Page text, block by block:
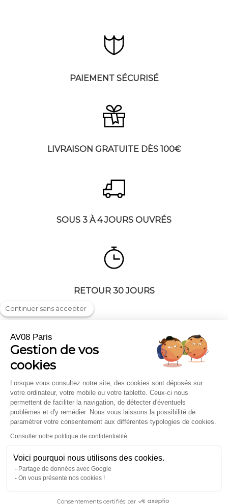
PAIEMENT SÉCURISÉ
LIVRAISON GRATUITE DÈS 100€
SOUS 3 À 4 JOURS OUVRÉS
RETOUR 30 JOURS
Livraison & Retour
FAQ
Mentions légales
CGV
Où nous trouver
Contact
On parle de nous
Professionnels et Entreprises
Carte cadeau
Chèches et Echarpes
Inscription À La Newsletter
pour recevoir toute l'actualité
Continuer sans accepter
AV08 Paris
Gestion de vos
cookies
Lorsque vous consultez notre site, des cookies sont déposés sur
votre ordinateur, votre mobile ou votre tablette. Ceux-ci nous
permettent de faciliter la navigation, de détecter d'éventuels
problèmes et d'y remédier. Nous vous laissons la possibilité de
paramétrer votre consentement aux différentes typologies de cookies.
Consulter notre politique de confidentialité
Voici pourquoi nous utilisons des cookies.
Partage de données avec Google
On vous présente nos cookies !
Consentements certifiés par